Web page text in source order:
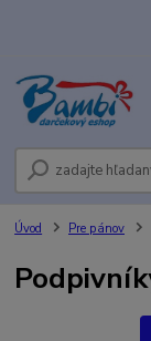
Úvod Pre pánov